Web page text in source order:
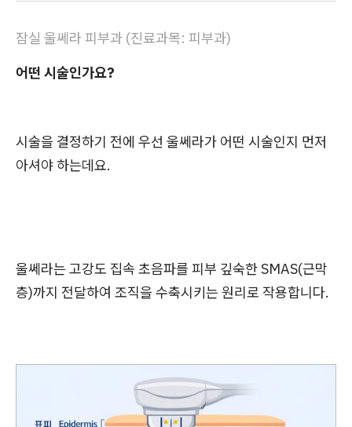
잠실 울쎄라 피부과 (진료과목: 피부과)
어떤 시술인가요?
시술을 결정하기 전에 우선 울쎄라가 어떤 시술인지 먼저
아셔야 하는데요.
울쎄라는 고강도 집속 초음파를 피부 깊숙한 SMAS(근막
층)까지 전달하여 조직을 수축시키는 원리로 작용합니다.